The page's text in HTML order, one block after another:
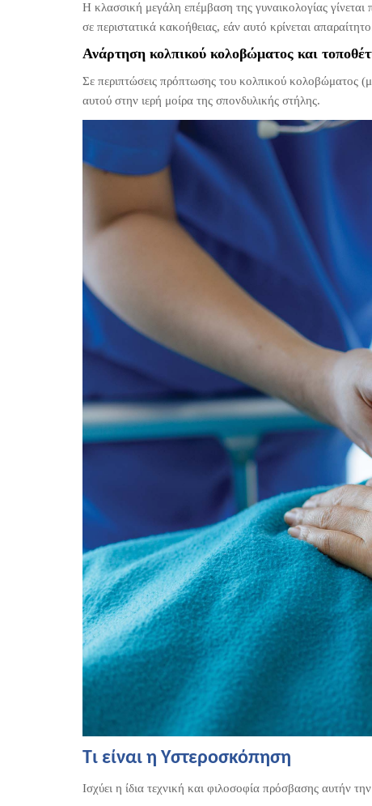
Η κλασσική μεγάλη επέμβαση της γυναικολογίας
σε περιστατικά κακοήθειας, εάν αυτό κρίνεται
Ανάρτηση κολπικού κολοβώματος και
Σε περιπτώσεις πρόπτωσης του κολπικού κολοβώματος
αυτού στην ιερή μοίρα της σπονδυλικής στήλης.
Τι είναι η Υστεροσκόπηση
Ισχύει η ίδια τεχνική και φιλοσοφία πρόσβασης αυτήν